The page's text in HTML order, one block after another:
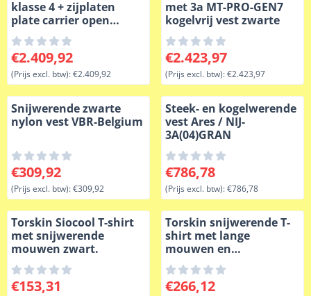
klasse 4 + zijplaten
plate carrier open
bungee
Prijs: 2 409,92, exclusief btw: 2 409,92
€2.409,92
(Prijs excl. btw):€2.409,92
met 3a MT-PRO-GEN7
kogelvrij vest zwarte
Prijs: 2 423,97, exclusief
€2.423,97
(Prijs excl. btw):€2.423,97
Snijwerende zwarte
nylon vest VBR-Belgium
Prijs: 309,92, exclusief btw: 309,92
€309,92
(Prijs excl. btw):€309,92
Steek- en kogelwerende
vest Ares / NIJ-
3A(04)GRAN
Prijs: 786,78, exclusief btw:
€786,78
(Prijs excl. btw):€786,78
Torskin Siocool T-shirt
met snijwerende
mouwen zwart.
Prijs: 153,31, exclusief btw: 153,31
€153,31
Torskin snijwerende T-
shirt met lange
mouwen en
dubbellaagse voorkant-
Zwart
Prijs: 266,12, exclusief btw:
€266,12